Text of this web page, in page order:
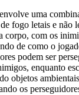
uma
fogo letais e não
corpo, com os
de como o
podem ser
enquanto
objetos
os